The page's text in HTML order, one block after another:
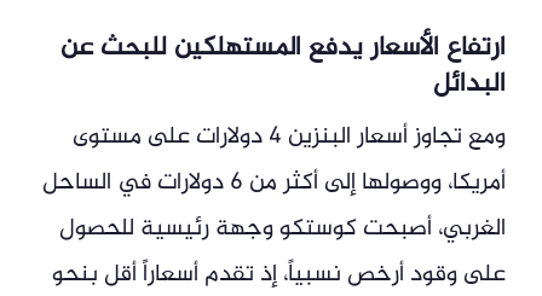
ارتفاع الأسعار يدفع المستهلكين للبحث عن
البدائل
ومع تجاوز أسعار البنزين 4 دولارات على مستوى
أمريكا، ووصولها إلى أكثر من 6 دولارات في الساحل
الغربي، أصبحت كوستكو وجهة رئيسية للحصول
على وقود أرخص نسبياً، إذ تقدم أسعاراً أقل بنحو